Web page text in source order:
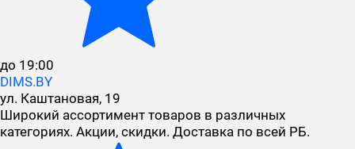
до 19:00
DIMS.BY
ул. Каштановая, 19
Широкий ассортимент товаров в различных
категориях. Акции, скидки. Доставка по всей РБ.